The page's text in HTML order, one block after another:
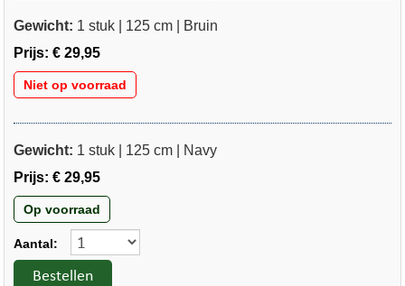
Gewicht: 1 stuk | 125 cm | Bruin
Prijs: € 29,95
Niet op voorraad
Gewicht: 1 stuk | 125 cm | Navy
Prijs: € 29,95
Op voorraad
Aantal:
Bestellen